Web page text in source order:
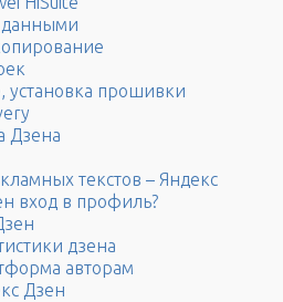
установка прошивки
Дзена
текстов – Яндекс
вход в профиль?
дзена
авторам
Дзен